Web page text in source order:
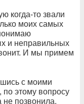
когда-то звали
моих самых
и неправильных
И мы примем
с моими
по этому вопросу
не позвонила.